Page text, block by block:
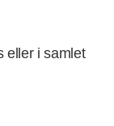
eller i samlet